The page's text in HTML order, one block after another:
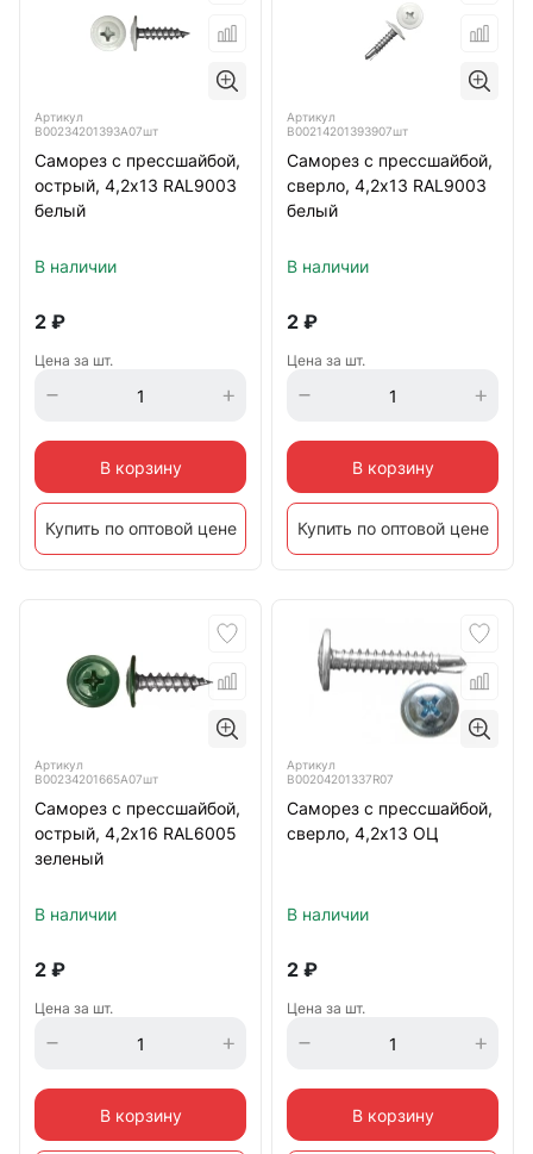
Артикул
B00234201393A07шт
Саморез с прессшайбой,
острый, 4,2х13 RAL9003
белый
В наличии
2 ₽
Цена за шт.
В корзину
Купить по оптовой цене
Артикул
B00214201393907шт
Саморез с прессшайбой,
сверло, 4,2х13 RAL9003
белый
В наличии
2 ₽
Цена за шт.
В корзину
Купить по оптовой цене
Артикул
B00234201665A07шт
Саморез с прессшайбой,
острый, 4,2х16 RAL6005
зеленый
В наличии
2 ₽
Цена за шт.
В корзину
Артикул
B00204201337R07
Саморез с прессшайбой,
сверло, 4,2х13 ОЦ
В наличии
2 ₽
Цена за шт.
В корзину